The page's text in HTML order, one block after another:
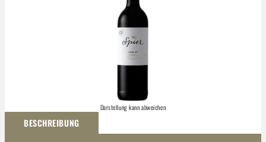
Darstellung kann abweichen
BESCHREIBUNG